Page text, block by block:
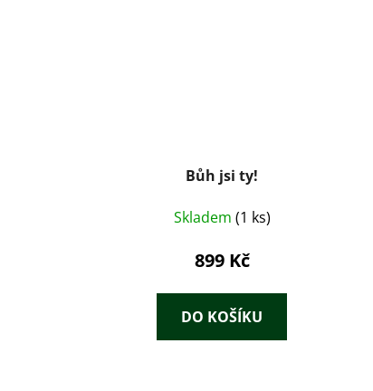
Bůh jsi ty!
Skladem (1 ks)
899 Kč
DO KOŠÍKU